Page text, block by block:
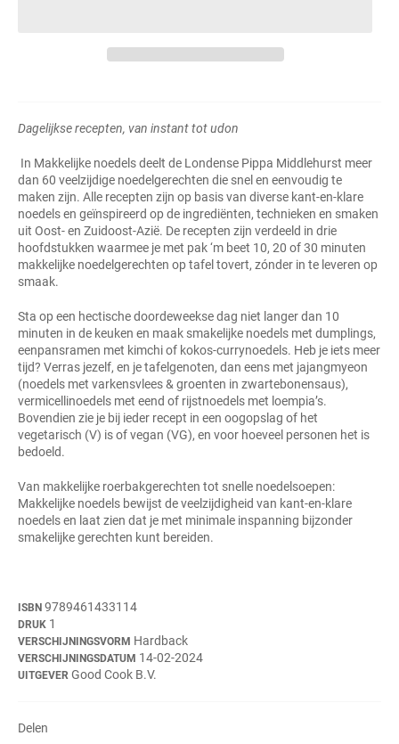
Dagelijkse recepten, van instant tot udon
In Makkelijke noedels deelt de Londense Pippa Middlehurst meer
dan 60 veelzijdige noedelgerechten die snel en eenvoudig te
maken zijn. Alle recepten zijn op basis van diverse kant-en-klare
noedels en geïnspireerd op de ingrediënten, technieken en smaken
uit Oost- en Zuidoost-Azië. De recepten zijn verdeeld in drie
hoofdstukken waarmee je met pak ‘m beet 10, 20 of 30 minuten
makkelijke noedelgerechten op tafel tovert, zónder in te leveren op
smaak.
Sta op een hectische doordeweekse dag niet langer dan 10
minuten in de keuken en maak smakelijke noedels met dumplings,
eenpansramen met kimchi of kokos-currynoedels. Heb je iets meer
tijd? Verras jezelf, en je tafelgenoten, dan eens met jajangmyeon
(noedels met varkensvlees & groenten in zwartebonensaus),
vermicellinoedels met eend of rijstnoedels met loempia’s.
Bovendien zie je bij ieder recept in een oogopslag of het
vegetarisch (V) is of vegan (VG), en voor hoeveel personen het is
bedoeld.
Van makkelijke roerbakgerechten tot snelle noedelsoepen:
Makkelijke noedels bewijst de veelzijdigheid van kant-en-klare
noedels en laat zien dat je met minimale inspanning bijzonder
smakelijke gerechten kunt bereiden.
ISBN 9789461433114
DRUK 1
VERSCHIJNINGSVORM Hardback
VERSCHIJNINGSDATUM 14-02-2024
UITGEVER Good Cook B.V.
Delen